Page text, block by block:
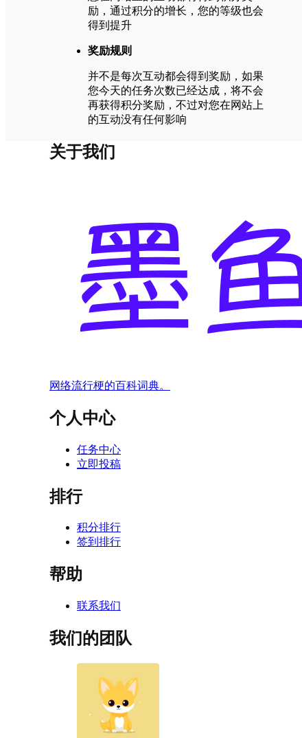
励，通过积分的增长，您的等级也会
得到提升
奖励规则
并不是每次互动都会得到奖励，如果
您今天的任务次数已经达成，将不会
再获得积分奖励，不过对您在网站上
的互动没有任何影响
关于我们
网络流行梗的百科词典。
个人中心
任务中心
立即投稿
排行
积分排行
签到排行
帮助
联系我们
我们的团队